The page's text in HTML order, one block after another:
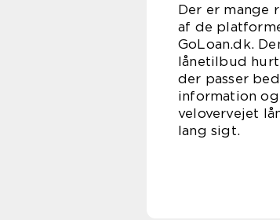
Der er mange
af de
GoLoan.dk.
lånetilbud
der passer
information
velovervejet
lang sigt.